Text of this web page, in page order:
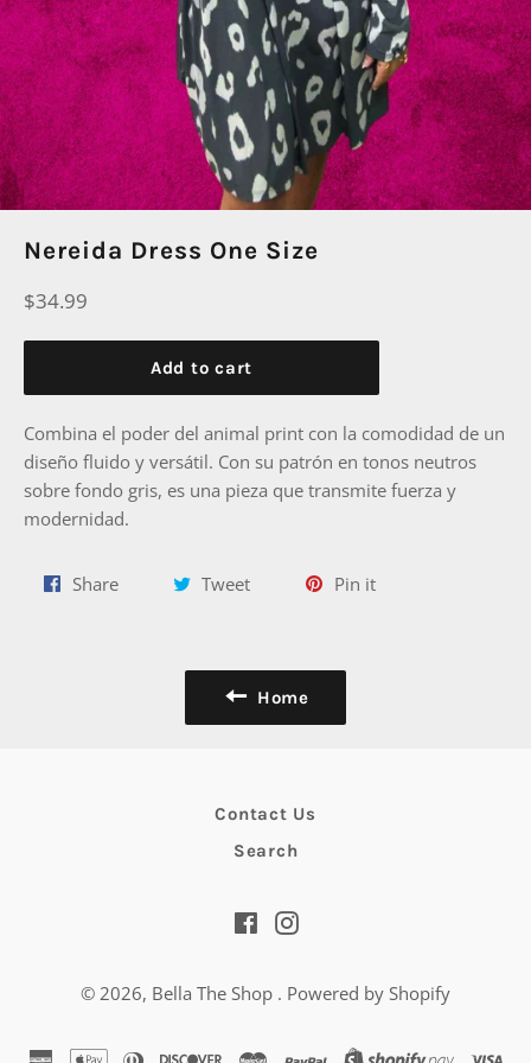
Nereida Dress One Size
Regular
$34.99
Add to cart
Combina el poder del animal print con la comodidad de un
diseño fluido y versátil. Con su patrón en tonos neutros
sobre fondo gris, es una pieza que transmite fuerza y
modernidad.
ShareShare
TweetTweet
Pin itPin
Home
Contact Us
Search
FacebookInstagram
© 2026, Bella The Shop . Powered by Shopify
american
applediners discovermasterpaypal shopify